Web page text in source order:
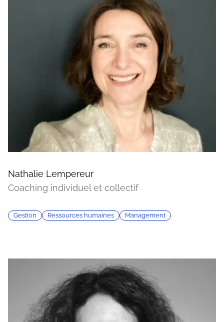
Nathalie Lempereur
Coaching individuel et collectif
Gestion Ressources humaines Management